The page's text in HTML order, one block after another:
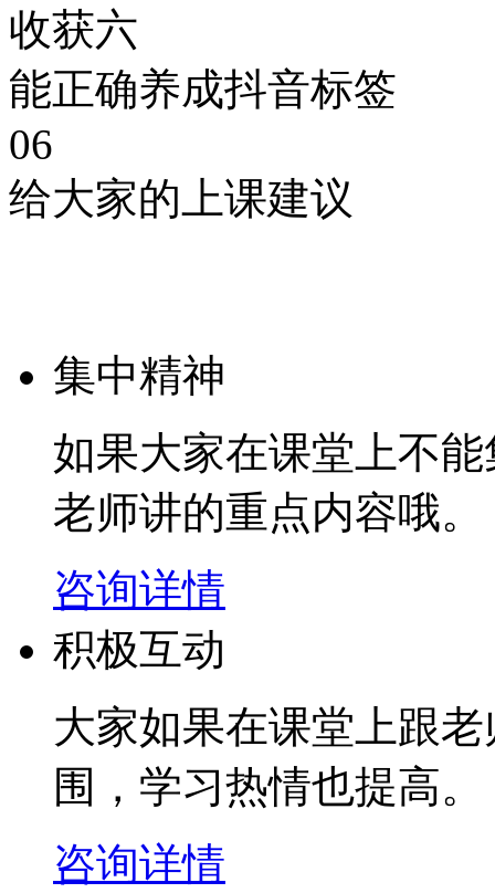
收获六
能正确养成抖音标签
06
给大家的上课建议
集中精神
如果大家在课堂上不
老师讲的重点内容哦。
咨询详情
积极互动
大家如果在课堂上跟
围，学习热情也提高。
咨询详情